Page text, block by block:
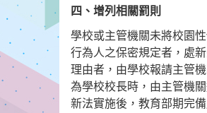
四、增列相關罰則
學校或主管機關未將校園
行為人之保密規定者，處
理由者，由學校報請主管
為學校校長時，由主管機
新法實施後，教育部期完